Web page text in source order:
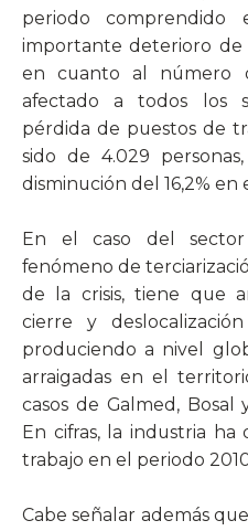
periodo
importante deterioro
en cuanto al número
afectado a todos los
pérdida de puestos de
sido de 4.029
disminución del 16,2%
En el caso del sector
fenómeno de
de la crisis, tiene que
cierre y
produciendo a nivel
arraigadas en el
casos de Galmed,
En cifras, la industria ha
trabajo en el periodo 2010
Cabe señalar además